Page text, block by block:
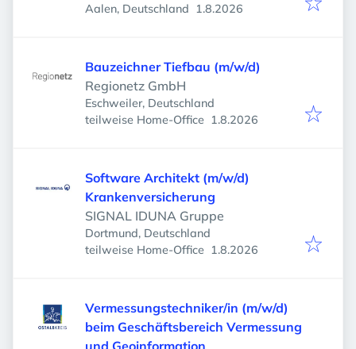
Aalen, Deutschland Veröffentlicht
1.8.2026
Bauzeichner Tiefbau (m/w/d)
Regionetz GmbH
Eschweiler, Deutschland
teilweise Home-Office Veröffentlicht
1.8.2026
Software Architekt (m/w/d)
Krankenversicherung
SIGNAL IDUNA Gruppe
Dortmund, Deutschland
teilweise Home-Office Veröffentlicht
1.8.2026
Vermessungstechniker/in (m/w/d)
beim Geschäftsbereich Vermessung
und Geoinformation